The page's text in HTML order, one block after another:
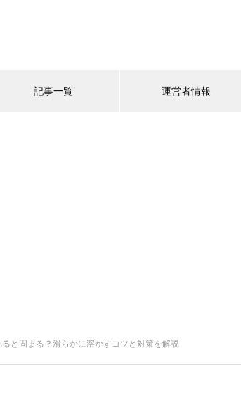
記事一覧 運営者情報
と固まる？滑らかに溶かすコツと対策を解説